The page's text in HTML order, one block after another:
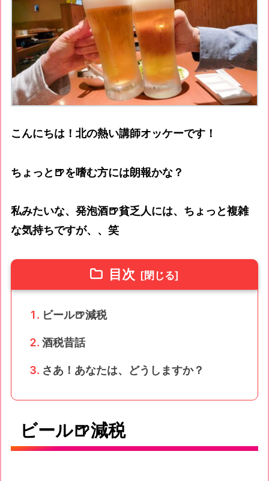
こんにちは！北の熱い講師オッケーです！
ちょっと🍺を嗜む方には朗報かな？
私みたいな、発泡酒🍺貧乏人には、ちょっと複雑
な気持ちですが、、笑
目次
ビール🍺減税
酒税昔話
さあ！あなたは、どうしますか？
ビール🍺減税